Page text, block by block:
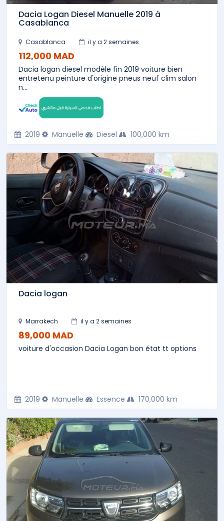
Dacia Logan Diesel Manuelle 2019 à
Casablanca
Casablanca il y a 2 semaines
112,000 MAD
Dacia logan diesel modèle fin 2019 voiture bien
entretenu peinture d'origine pneus neuf clim salon
n...
2019 Manuelle Diesel 100,000 km
Dacia logan
Marrakech il y a 2 semaines
89,000 MAD
voiture d'occasion Dacia Logan bon état tt options
2019 Manuelle Essence 170,000 km